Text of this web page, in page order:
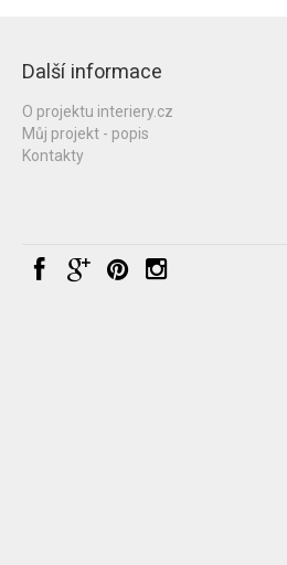
Další informace
O projektu interiery.cz
Můj projekt - popis
Kontakty